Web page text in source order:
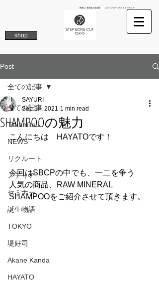
南青山 表参道の美容院 ステップボーンカットトーキョー
shop
Post
全ての記事
Takamitsu
NEWS
リクルート
メディア
セミナー
誕生物語
TOKYO
堤好司
Akane Kanda
HAYATO
全ての記事
SHAMPOOの魅力
SAYURI
Sep 14, 2021 1 min read
こんにちは　HAYATOです！
今回はSBCPの中でも、一二を争う
人気の商品、RAW MINERAL
SHAMPOOをご紹介させて頂きます。